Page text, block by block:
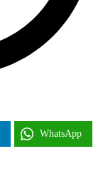
WhatsApp